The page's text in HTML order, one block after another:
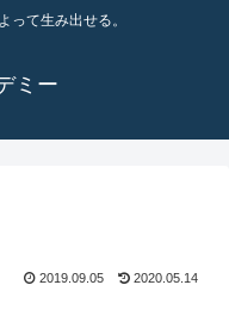
って生み出せる。
ミー
2019.09.05 2020.05.14